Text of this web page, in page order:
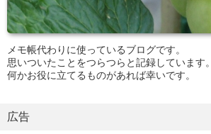
メモ帳代わりに使っているブログです。
思いついたことをつらつらと記録しています。
何かお役に立てるものがあれば幸いです。
広告